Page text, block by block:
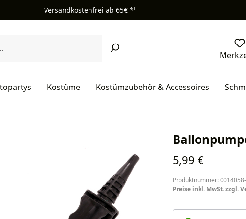
Versandkostenfrei ab 65€ *¹
Kostüme Kostümzubehör & Accessoires
Regulärer Preis:
5,99 €
Produktnummer:
Preise inkl. MwSt. zzgl.